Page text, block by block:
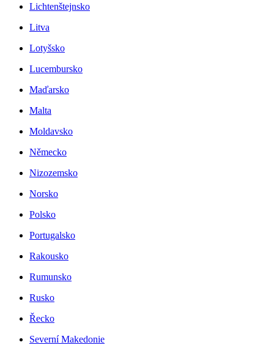
Lichtenštejnsko
Litva
Lotyšsko
Lucembursko
Maďarsko
Malta
Moldavsko
Německo
Nizozemsko
Norsko
Polsko
Portugalsko
Rakousko
Rumunsko
Rusko
Řecko
Severní Makedonie